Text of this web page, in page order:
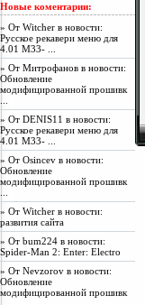
Новые коментарии:
» От Witcher в новости:
Русское рекавери меню для
4.01 M33- ...
» От Митрофанов в новости:
Обновление
модифицированной прошивк
» От DENIS11 в новости:
Русское рекавери меню для
4.01 M33- ...
» От Osincev в новости:
Обновление
модифицированной прошивк
» От Witcher в новости:
развития сайта
» От bum224 в новости:
Spider-Man 2: Enter: Electro
» От Nevzorov в новости:
Обновление
модифицированной прошивк